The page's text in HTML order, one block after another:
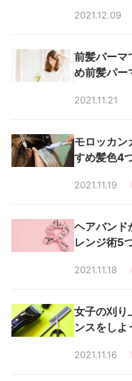
2021.12.09
前髪パーマ
め前髪パー
2021.11.21
モロッカン
すめ髪色4
2021.11.19
ヘアバンド
レンジ術5
2021.11.18
女子の刈り
ンスをしよ
2021.11.16